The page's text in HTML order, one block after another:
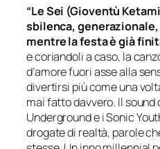
“Le Sei (Gioventù
sbilenca, generazionale,
mentre la festa è già
e coriandoli a caso, la
d’amore fuori asse alla
divertirsi più come una
mai fatto davvero. Il sound
Underground e i Sonic
drogate di realtà, parole